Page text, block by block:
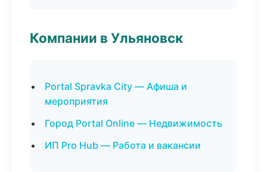
Компании в Ульяновск
Portal Spravka City — Афиша и
мероприятия
Город Portal Online — Недвижимость
ИП Pro Hub — Работа и вакансии